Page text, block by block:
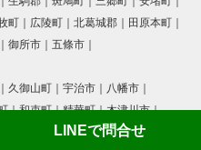
町 広陵町 北葛城郡
田原本町
御所市
五條市
久御山町 宇治市
八幡市
和束町 精華町
木津川市
LINEで問合せ